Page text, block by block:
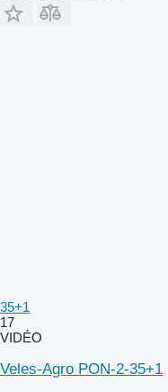
35+1
17
VIDÉO
Veles-Agro PON-2-35+1